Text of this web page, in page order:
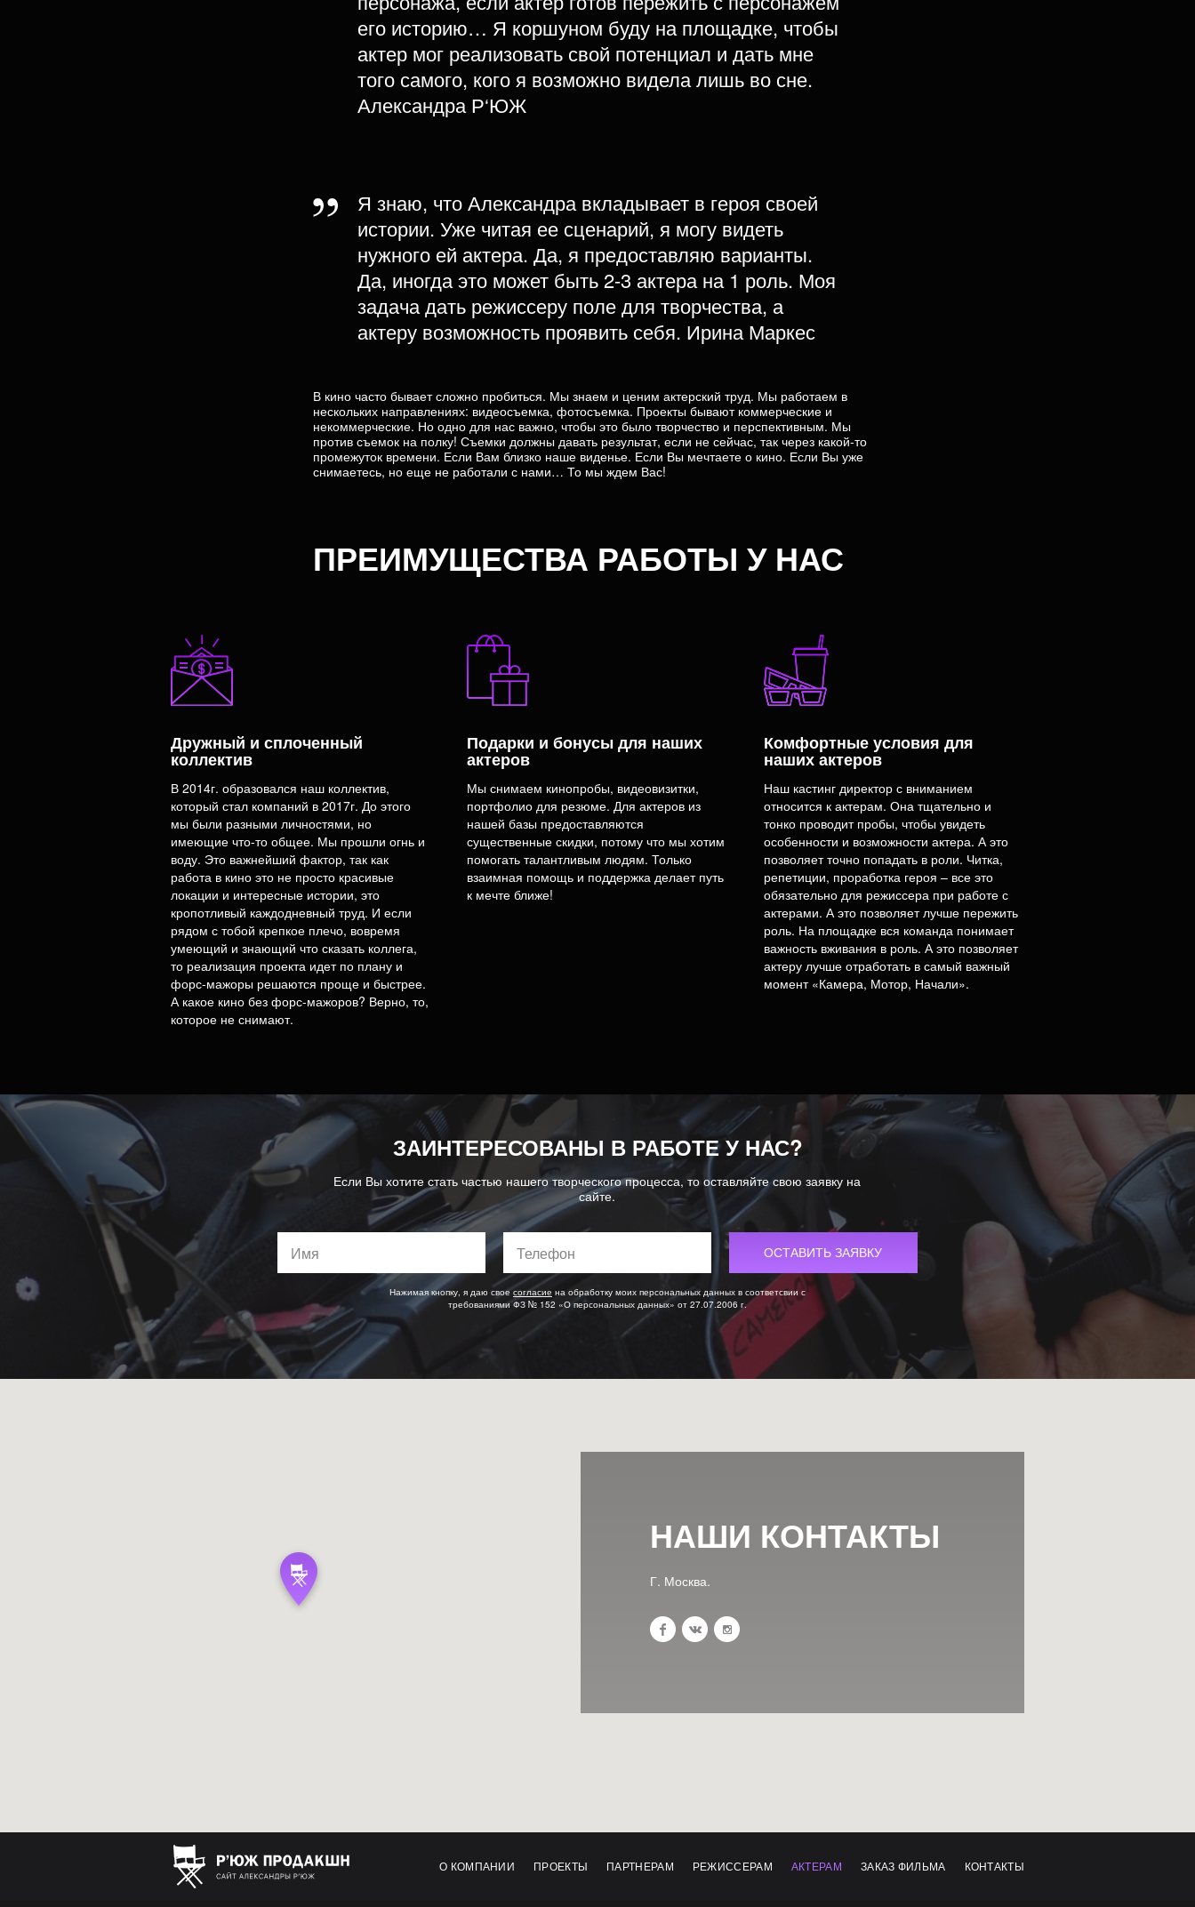
его историю… Я коршуном буду на площадке, чтобы
актер мог реализовать свой потенциал и дать мне
того самого, кого я возможно видела лишь во сне.
Александра Р‘ЮЖ
Я знаю, что Александра вкладывает в героя своей
истории. Уже читая ее сценарий, я могу видеть
нужного ей актера. Да, я предоставляю варианты.
Да, иногда это может быть 2-3 актера на 1 роль. Моя
задача дать режиссеру поле для творчества, а
актеру возможность проявить себя. Ирина Маркес
В кино часто бывает сложно пробиться. Мы знаем и ценим актерский труд. Мы работаем в
нескольких направлениях: видеосъемка, фотосъемка. Проекты бывают коммерческие и
некоммерческие. Но одно для нас важно, чтобы это было творчество и перспективным. Мы
против съемок на полку! Съемки должны давать результат, если не сейчас, так через какой-то
промежуток времени. Если Вам близко наше виденье. Если Вы мечтаете о кино. Если Вы уже
снимаетесь, но еще не работали с нами… То мы ждем Вас!
ПРЕИМУЩЕСТВА РАБОТЫ У НАС
Дружный и сплоченный
коллектив
В 2014г. образовался наш коллектив,
который стал компаний в 2017г. До этого
мы были разными личностями, но
имеющие что-то общее. Мы прошли огнь и
воду. Это важнейший фактор, так как
работа в кино это не просто красивые
локации и интересные истории, это
кропотливый каждодневный труд. И если
рядом с тобой крепкое плечо, вовремя
умеющий и знающий что сказать коллега,
то реализация проекта идет по плану и
форс-мажоры решаются проще и быстрее.
А какое кино без форс-мажоров? Верно, то,
которое не снимают.
Подарки и бонусы для наших
актеров
Мы снимаем кинопробы, видеовизитки,
портфолио для резюме. Для актеров из
нашей базы предоставляются
существенные скидки, потому что мы хотим
помогать талантливым людям. Только
взаимная помощь и поддержка делает путь
к мечте ближе!
Комфортные условия для
наших актеров
Наш кастинг директор с вниманием
относится к актерам. Она тщательно и
тонко проводит пробы, чтобы увидеть
особенности и возможности актера. А это
позволяет точно попадать в роли. Читка,
репетиции, проработка героя – все это
обязательно для режиссера при работе с
актерами. А это позволяет лучше пережить
роль. На площадке вся команда понимает
важность вживания в роль. А это позволяет
актеру лучше отработать в самый важный
момент «Камера, Мотор, Начали».
ЗАИНТЕРЕСОВАНЫ В РАБОТЕ У НАС?
Если Вы хотите стать частью нашего творческого процесса, то оставляйте свою заявку на
сайте.
Нажимая кнопку, я даю своесогласие на обработку моих персональных данных в соответсвии с
требованиями ФЗ № 152 «О персональных данных» от 27.07.2006 г.
НАШИ КОНТАКТЫ
Г. Москва.
О КОМПАНИИ ПРОЕКТЫ ПАРТНЕРАМ РЕЖИССЕРАМ АКТЕРАМ ЗАКАЗ ФИЛЬМА КОНТАКТЫ